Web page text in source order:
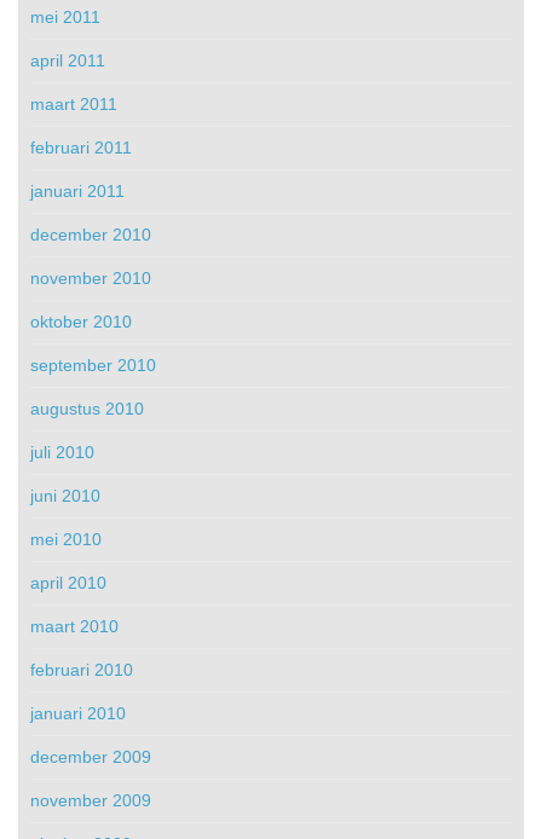
mei 2011
april 2011
maart 2011
februari 2011
januari 2011
december 2010
november 2010
oktober 2010
september 2010
augustus 2010
juli 2010
juni 2010
mei 2010
april 2010
maart 2010
februari 2010
januari 2010
december 2009
november 2009